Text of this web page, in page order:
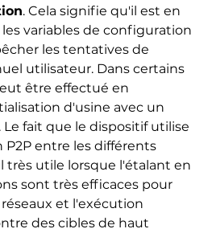
. Cela signifie qu'il est en
variables de configuration
les tentatives de
utilisateur. Dans certains
être effectué en
d'usine avec un
fait que le dispositif utilise
entre les différents
très utile lorsque l'étalant en
sont très efficaces pour
et l'exécution
des cibles de haut